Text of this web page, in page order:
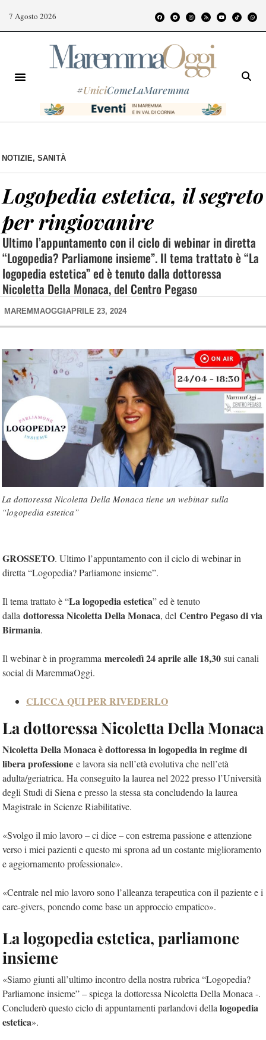
7 Agosto 2026
#UniciComeLaMaremma
NOTIZIE, SANITÀ
Logopedia estetica, il segreto
per ringiovanire
Ultimo l’appuntamento con il ciclo di webinar in diretta
“Logopedia? Parliamone insieme”. Il tema trattato è “La
logopedia estetica” ed è tenuto dalla dottoressa
Nicoletta Della Monaca, del Centro Pegaso
MAREMMAOGGI APRILE 23, 2024
La dottoressa Nicoletta Della Monaca tiene un webinar sulla
“logopedia estetica”
GROSSETO. Ultimo l’appuntamento con il ciclo di webinar in
diretta “Logopedia? Parliamone insieme”.
Il tema trattato è “La logopedia estetica” ed è tenuto
dalla dottoressa Nicoletta Della Monaca, del Centro Pegaso di via
Birmania.
Il webinar è in programma mercoledì 24 aprile alle 18,30 sui canali
social di MaremmaOggi.
CLICCA QUI PER RIVEDERLO
La dottoressa Nicoletta Della Monaca
Nicoletta Della Monaca è dottoressa in logopedia in regime di
libera professione e lavora sia nell’età evolutiva che nell’età
adulta/geriatrica. Ha conseguito la laurea nel 2022 presso l’Università
degli Studi di Siena e presso la stessa sta concludendo la laurea
Magistrale in Scienze Riabilitative.
«Svolgo il mio lavoro – ci dice – con estrema passione e attenzione
verso i miei pazienti e questo mi sprona ad un costante miglioramento
e aggiornamento professionale».
«Centrale nel mio lavoro sono l’alleanza terapeutica con il paziente e i
care-givers, ponendo come base un approccio empatico».
La logopedia estetica, parliamone
insieme
«Siamo giunti all’ultimo incontro della nostra rubrica “Logopedia?
Parliamone insieme” – spiega la dottoressa Nicoletta Della Monaca -.
Concluderò questo ciclo di appuntamenti parlandovi della logopedia
estetica».